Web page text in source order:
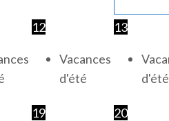
12
Vacances
d'été
13
d'été
19 20